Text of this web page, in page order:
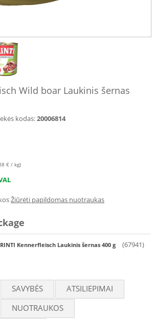
Wild boar Laukinis šernas
kodas:20006814
€ / kg)
Žiūrėti papildomas nuotraukas
RINTI Kennerfleisch Laukinis šernas 400 g (67941)
SAVYBĖS
ATSILIEPIMAI
NUOTRAUKOS